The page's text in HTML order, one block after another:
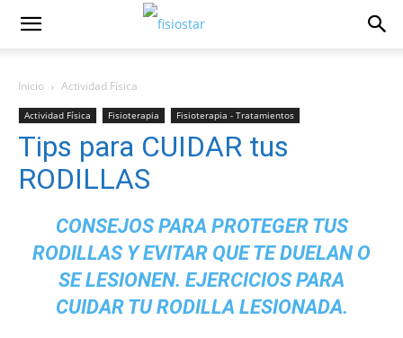
Inicio Actividad Fí­sica
Actividad Fí­sica Fisioterapia
Fisioterapia - Tratamientos
Videos de Fisioterapia
Tips para CUIDAR tus
RODILLAS
CONSEJOS PARA PROTEGER TUS
RODILLAS Y EVITAR QUE TE DUELAN O
SE LESIONEN. EJERCICIOS PARA
CUIDAR TU RODILLA LESIONADA.